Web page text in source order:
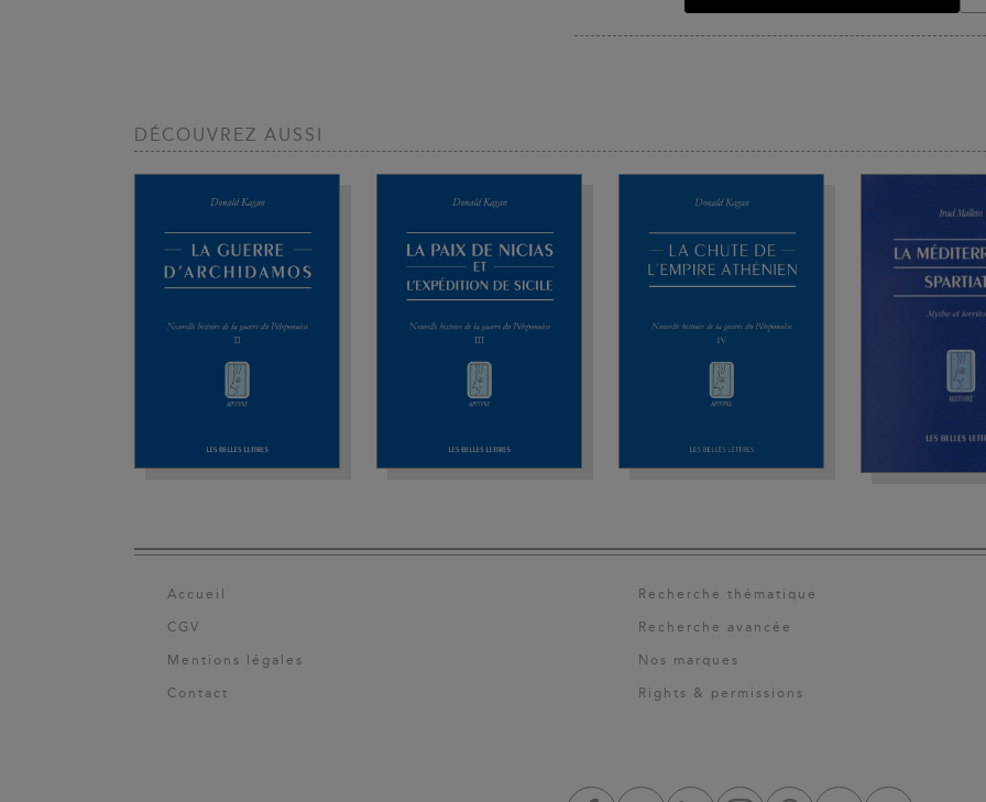
DÉCOUVREZ AUSSI
Accueil
CGV
Mentions légales
Contact
Recherche thématique
Recherche avancée
Nos marques
Rights & permissions